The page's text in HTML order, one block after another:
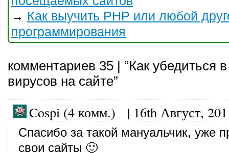
→ Как выучить PHP или любой
программирования
комментариев 35 | “Как убедиться
вирусов на сайте”
Cospi (4 комм.) | 16th Август,
Спасибо за такой мануальчик, уже
свои сайты 🙂